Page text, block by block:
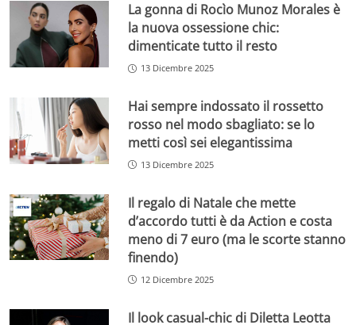
La gonna di Rocìo Munoz Morales è
la nuova ossessione chic:
dimenticate tutto il resto
13 Dicembre 2025
Hai sempre indossato il rossetto
rosso nel modo sbagliato: se lo
metti così sei elegantissima
13 Dicembre 2025
Il regalo di Natale che mette
d’accordo tutti è da Action e costa
meno di 7 euro (ma le scorte stanno
finendo)
12 Dicembre 2025
Il look casual-chic di Diletta Leotta